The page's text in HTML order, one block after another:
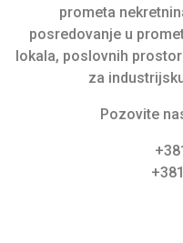
prometa
posredovanje u
lokala, poslovnih
za
Pozovite